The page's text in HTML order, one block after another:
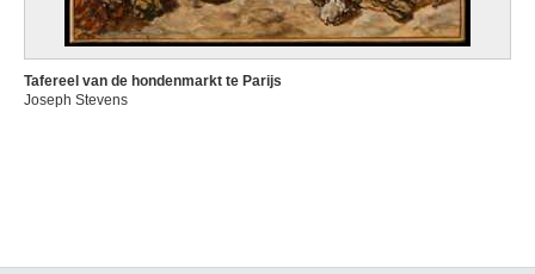
Tafereel van de hondenmarkt te Parijs
Joseph Stevens